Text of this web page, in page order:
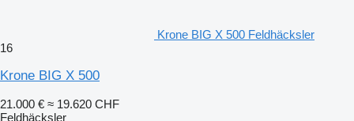
Krone BIG X 500 Feldhäcksler
16
Krone BIG X 500
21.000 € ≈ 19.620 CHF
Feldhäcksler